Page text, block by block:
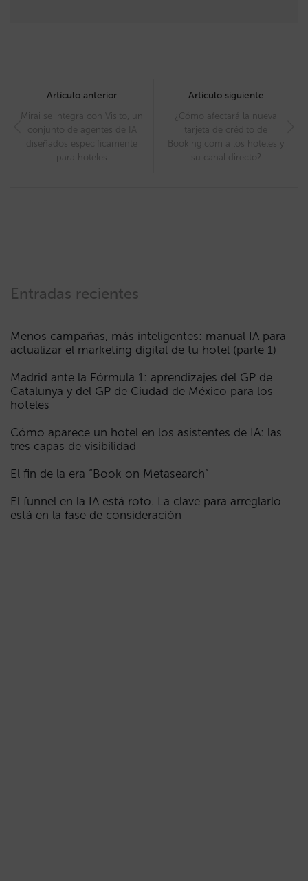
navigation
Artículo anterior
Mirai se integra con Visito, un
conjunto de agentes de IA
diseñados específicamente
para hoteles
Artículo siguiente
¿Cómo afectará la nueva
tarjeta de crédito de
Booking.com a los hoteles y
su canal directo?
Entradas recientes
Menos campañas, más inteligentes: manual IA para
actualizar el marketing digital de tu hotel (parte 1)
Madrid ante la Fórmula 1: aprendizajes del GP de
Catalunya y del GP de Ciudad de México para los
hoteles
Cómo aparece un hotel en los asistentes de IA: las
tres capas de visibilidad
El fin de la era “Book on Metasearch”
El funnel en la IA está roto. La clave para arreglarlo
está en la fase de consideración